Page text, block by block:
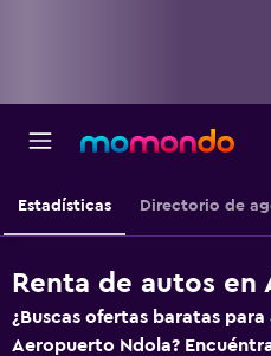
Estadísticas Directorio de
Renta de autos
¿Buscas ofertas baratas
Aeropuerto Ndola?